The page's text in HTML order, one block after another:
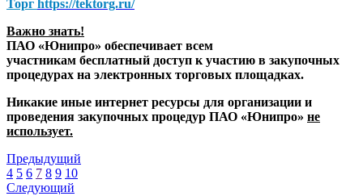
Торг https://tektorg.ru/
Важно знать!
ПАО «Юнипро» обеспечивает всем
участникам бесплатный доступ к участию в закупочных
процедурах на электронных торговых площадках.
Никакие иные интернет ресурсы для организации и
проведения закупочных процедур ПАО «Юнипро» не
использует.
Предыдущий
4 5 6 7 8 9 10
Следующий